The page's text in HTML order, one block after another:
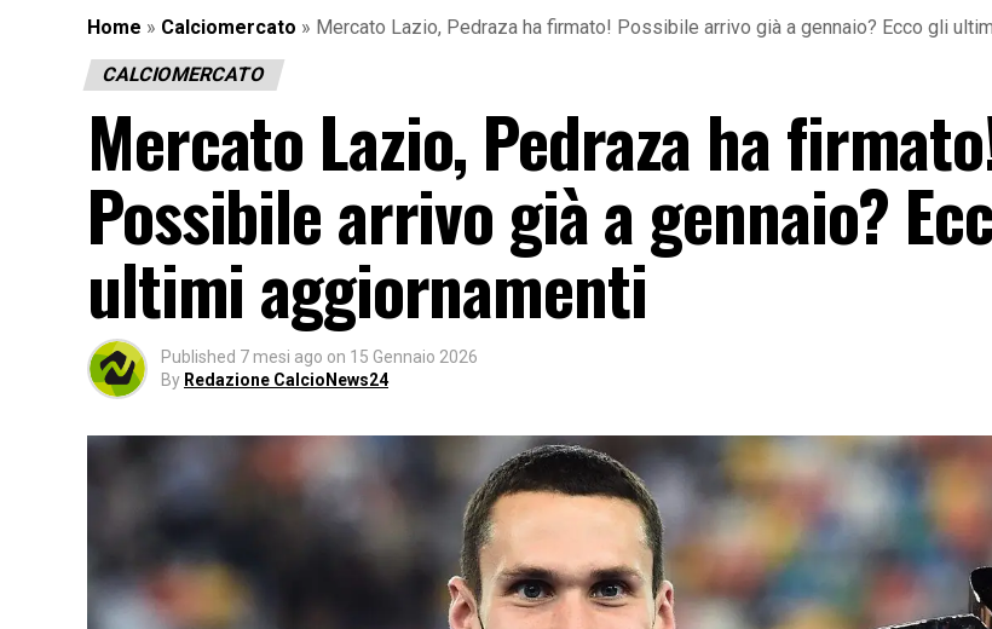
Home » Calciomercato » Mercato Lazio, Pedraza ha firmato! Possibile arrivo già a gennaio? Ecco gli
CALCIOMERCATO
Mercato Lazio, Pedraza ha
Possibile arrivo già a gennaio?
ultimi aggiornamenti
Published 7 mesi ago on 15 Gennaio 2026
By Redazione CalcioNews24